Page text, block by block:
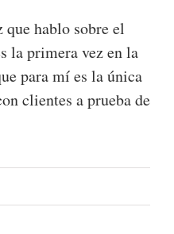
que hablo sobre el
la primera vez en la
para mí es la única
clientes a prueba de